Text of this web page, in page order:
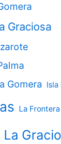
Graciosa
Gomera Isla
La Frontera
La